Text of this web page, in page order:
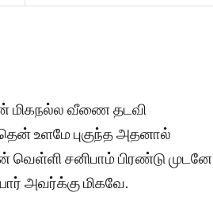
மிகநல்ல வீணை தடவி
உளமே புகுந்த அதனால்
வெள்ளி சனிபாம் பிரண்டு முடனே
அவர்க்கு மிகவே.